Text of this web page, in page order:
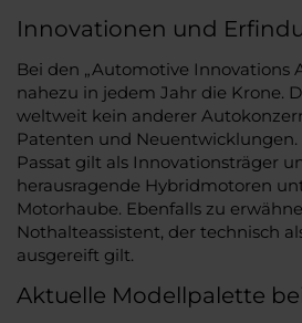
Innovationen und
Bei den „Automotive Innovations
nahezu in jedem Jahr die Krone.
weltweit kein anderer
Patenten und Neuentwicklungen.
Passat gilt als Innovationsträger
herausragende Hybridmotoren
Motorhaube. Ebenfalls zu
Nothalteassistent, der technisch
ausgereift gilt.
Aktuelle Modellpalette